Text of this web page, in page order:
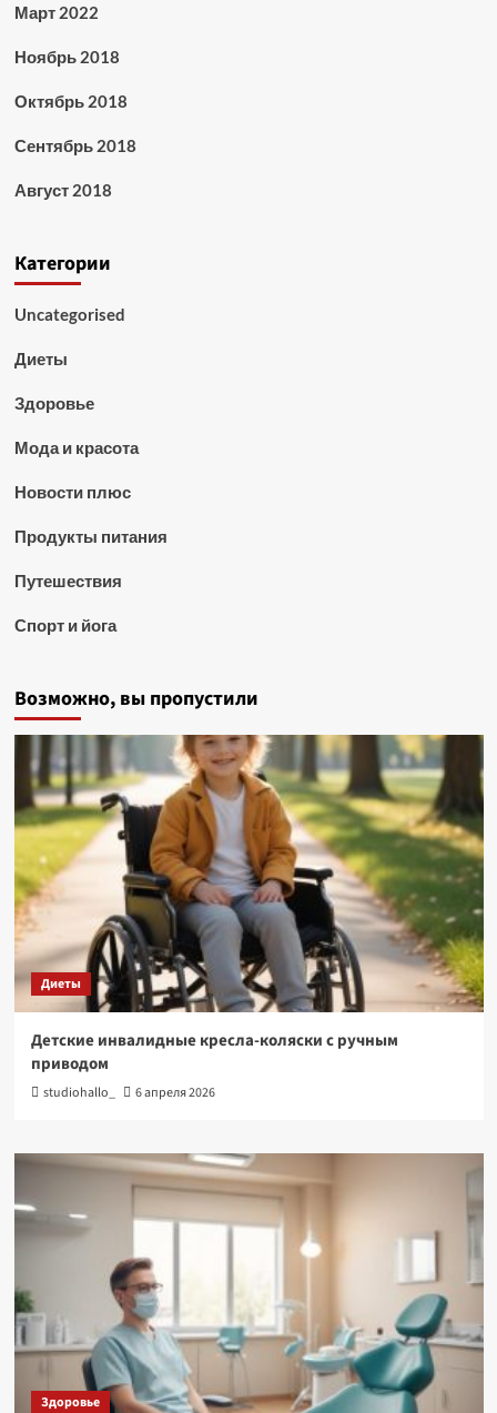
Март 2022
Ноябрь 2018
Октябрь 2018
Сентябрь 2018
Август 2018
Категории
Uncategorised
Диеты
Здоровье
Мода и красота
Новости плюс
Продукты питания
Путешествия
Спорт и йога
Возможно, вы пропустили
Диеты
Детские инвалидные кресла-коляски с ручным
приводом
studiohallo_ 6 апреля 2026
Здоровье